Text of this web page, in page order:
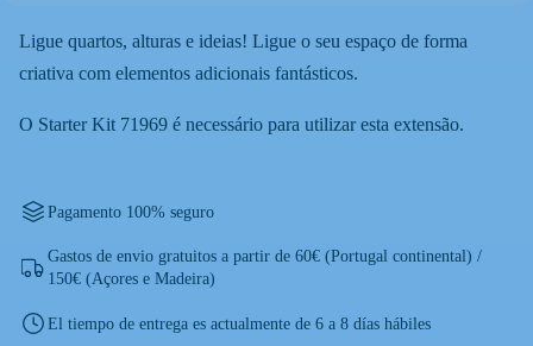
Ligue quartos, alturas e ideias! Ligue o seu espaço de forma
criativa com elementos adicionais fantásticos.
O Starter Kit 71969 é necessário para utilizar esta extensão.
Pagamento 100% seguro
Gastos de envio gratuitos a partir de 60€ (Portugal continental) /
150€ (Açores e Madeira)
El tiempo de entrega es actualmente de 6 a 8 días hábiles